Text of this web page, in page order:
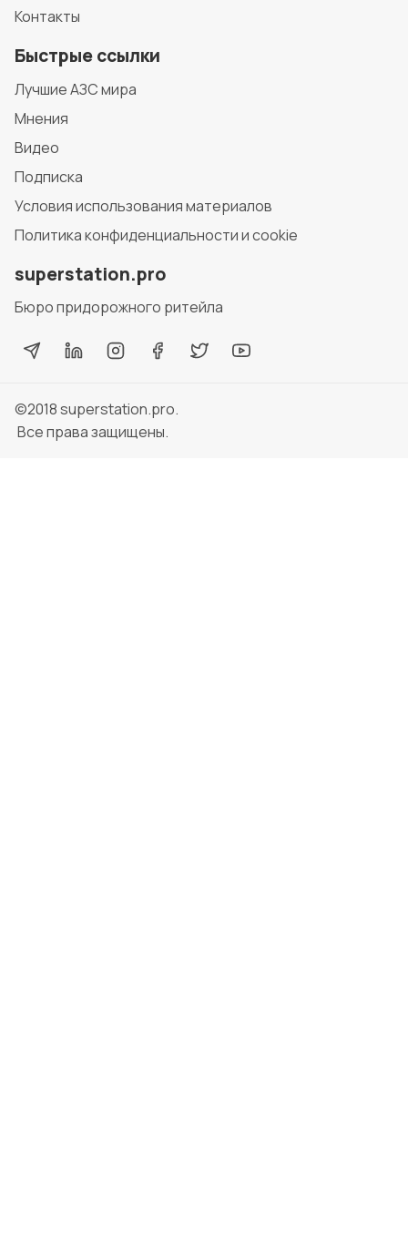
Контакты
Быстрые ссылки
Лучшие АЗС мира
Мнения
Видео
Подписка
Условия использования материалов
Политика конфиденциальности и cookie
superstation.pro
Бюро придорожного ритейла
©2018superstation.pro.
Все права защищены.